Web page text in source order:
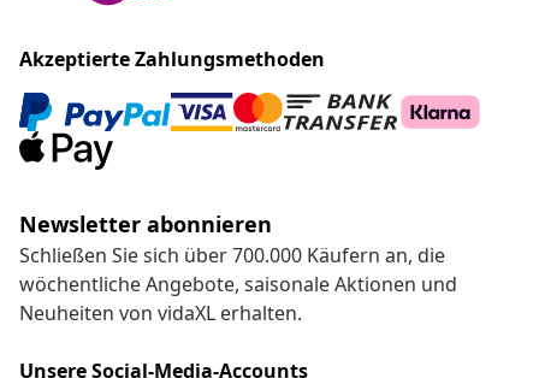
Akzeptierte Zahlungsmethoden
Newsletter abonnieren
Schließen Sie sich über 700.000 Käufern an, die
wöchentliche Angebote, saisonale Aktionen und
Neuheiten von vidaXL erhalten.
Unsere Social-Media-Accounts